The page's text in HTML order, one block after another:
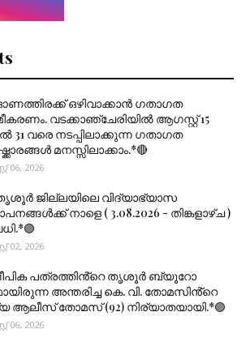
ഒഴിവാക്കാൻ ഗതാഗത
വടക്കാഞ്ചേരിയിൽ ആഗസ്റ്റ് 15
31 വരെ നടപ്പിലാക്കുന്ന ഗതാഗത
മനസ്സിലാക്കാം.*🔴
06, 2026
ജില്ലയിലെ വിദ്യാഭ്യാസ
നാളെ ( 3.08.2026 - തിങ്കളാഴ്ച )
02, 2026
പത്രത്തിൻ്റെ തൃശൂർ ബ്യൂറോ
അന്തരിച്ച കെ. വി. തോമസിൻ്റെ
ആലീസ് തോമസ് (92) നിര്യാതയായി.*🟣
06, 2026